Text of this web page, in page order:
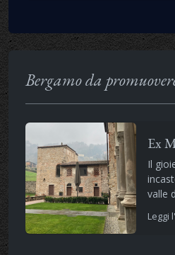
Bergamo da
Ex
Il
valle
Leggi